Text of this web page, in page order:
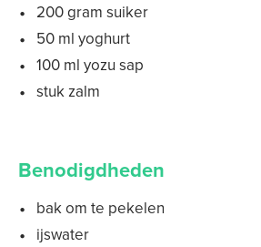
200 gram suiker
50 ml yoghurt
100 ml yozu sap
stuk zalm
Benodigdheden
bak om te pekelen
ijswater